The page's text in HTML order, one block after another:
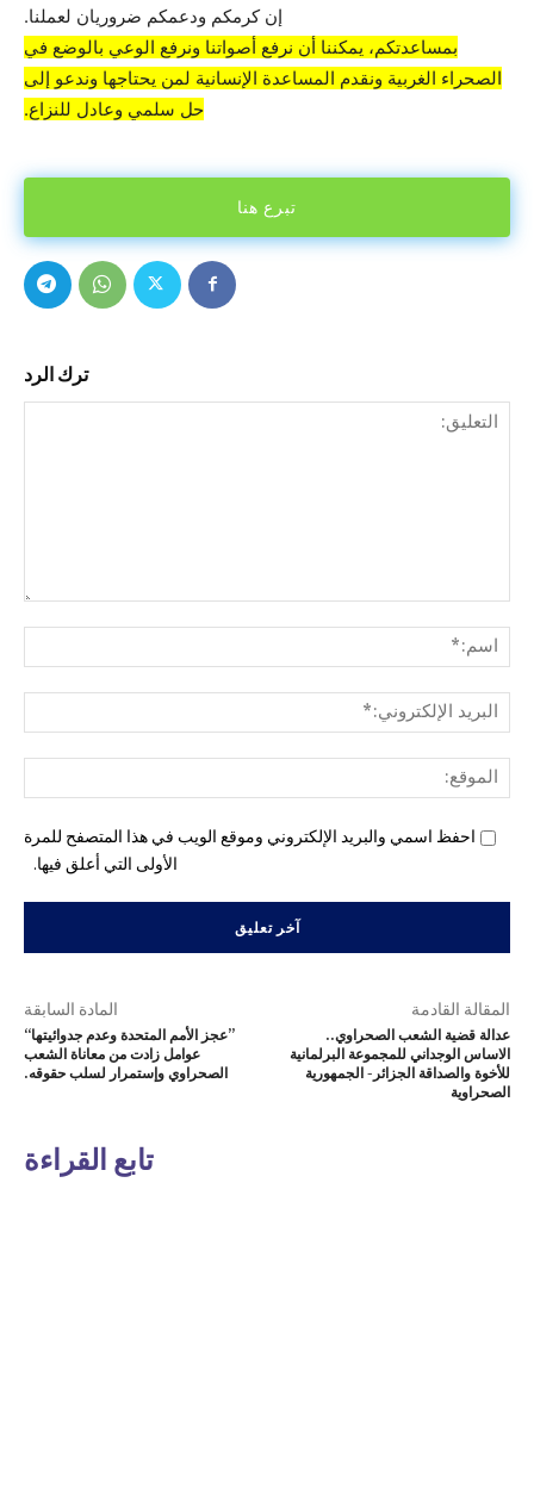
إن كرمكم ودعمكم ضروريان لعملنا.
بمساعدتكم، يمكننا أن نرفع أصواتنا ونرفع الوعي بالوضع في
الصحراء الغربية ونقدم المساعدة الإنسانية لمن يحتاجها وندعو إلى
حل سلمي وعادل للنزاع.
تبرع هنا
ترك الرد
احفظ اسمي والبريد الإلكتروني وموقع الويب في هذا المتصفح للمرة
الأولى التي أعلق فيها.
المادة السابقة
’’عجز الأمم المتحدة وعدم جدوائيتها‘‘
عوامل زادت من معاناة الشعب
الصحراوي وإستمرار لسلب حقوقه.
المقالة القادمة
عدالة قضية الشعب الصحراوي..
الاساس الوجداني للمجموعة البرلمانية
للأخوة والصداقة الجزائر- الجمهورية
الصحراوية
تابع القراءة